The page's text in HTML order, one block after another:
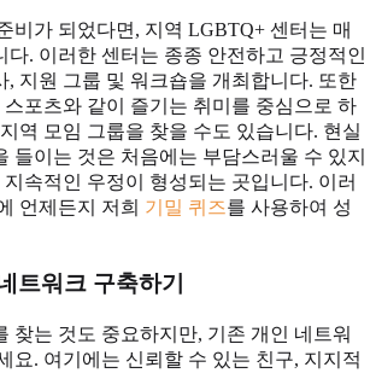
비가 되었다면, 지역 LGBTQ+ 센터는 매
다. 이러한 센터는 종종 안전하고 긍정적인
, 지원 그룹 및 워크숍을 개최합니다. 또한
포츠와 같이 즐기는 취미를 중심으로 하
역 모임 그룹을 찾을 수도 있습니다. 현실
들이는 것은 처음에는 부담스러울 수 있지
속적인 우정이 형성되는 곳입니다. 이러
언제든지 저희 기밀 퀴즈를 사용하여 성
트워크 구축하기
찾는 것도 중요하지만, 기존 개인 네트워
요. 여기에는 신뢰할 수 있는 친구, 지지적